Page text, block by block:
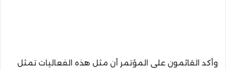
وأكد القائمون على المؤتمر أن مثل هذه الفعاليات تمثل